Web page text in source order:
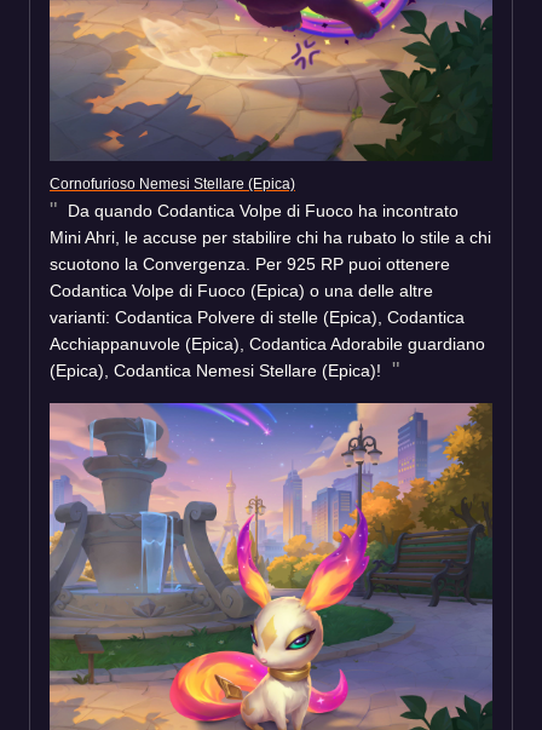
Cornofurioso Nemesi Stellare (Epica)
Da quando Codantica Volpe di Fuoco ha incontrato
Mini Ahri, le accuse per stabilire chi ha rubato lo stile a chi
scuotono la Convergenza. Per 925 RP puoi ottenere
Codantica Volpe di Fuoco (Epica) o una delle altre
varianti: Codantica Polvere di stelle (Epica), Codantica
Acchiappanuvole (Epica), Codantica Adorabile guardiano
(Epica), Codantica Nemesi Stellare (Epica)!